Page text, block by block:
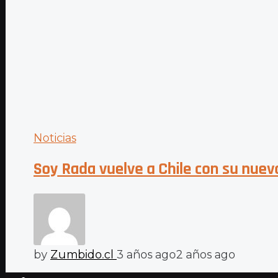
Noticias
Soy Rada vuelve a Chile con su
by Zumbido.cl 3 años ago2 años ago